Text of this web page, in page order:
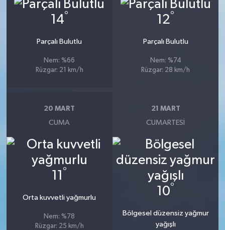
14°
Parçalı Bulutlu
Nem: %66
Rüzgar: 21 km/h
12°
Parçalı Bulutlu
Nem: %74
Rüzgar: 28 km/h
20 MART
CUMA
11 °
Orta kuvvetli yağmurlu
Nem: %78
Rüzgar: 25 km/h
21 MART
CUMARTESI
10°
Bölgesel düzensiz yağmur
yağışlı